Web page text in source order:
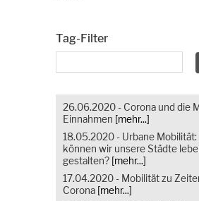
Tag-Filter
26.06.2020 - Corona und die
Einnahmen [mehr...]
18.05.2020 - Urbane Mobilität:
können wir unsere Städte
gestalten? [mehr...]
17.04.2020 - Mobilität zu
Corona [mehr...]